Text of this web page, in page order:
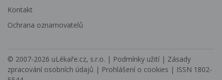
Kontakt
Ochrana oznamovatelů
© 2007-2026 uLékaře.cz, s.r.o. | Podmínky užití | Zásady
zpracování osobních údajů | Prohlášení o cookies | ISSN 1802-